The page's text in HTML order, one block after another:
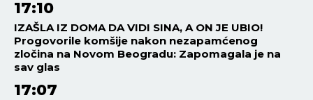
17:10
IZAŠLA IZ DOMA DA VIDI SINA, A ON JE UBIO!
Progovorile komšije nakon nezapamćenog
zločina na Novom Beogradu: Zapomagala je na
sav glas
17:07